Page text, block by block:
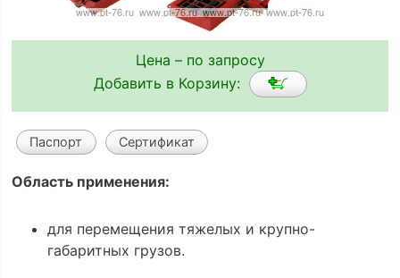
Цена – по запросу
Добавить в Корзину:
Паспорт Сертификат
Область применения:
для перемещения тяжелых и крупно-
габаритных грузов.